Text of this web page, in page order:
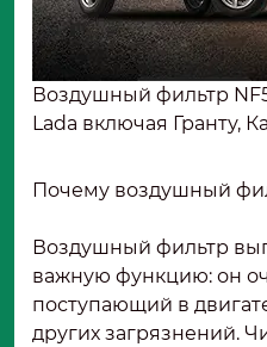
Воздушный фильтр
Lada включая Гранту,
Почему воздушный
Воздушный фильтр
важную функцию: он
поступающий в
других загрязнений.